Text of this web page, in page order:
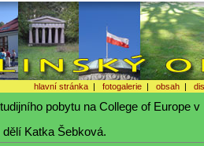
hlavní stránka| fotogalerie| obsah|
pobytu na College of Europe v
Katka Šebková.